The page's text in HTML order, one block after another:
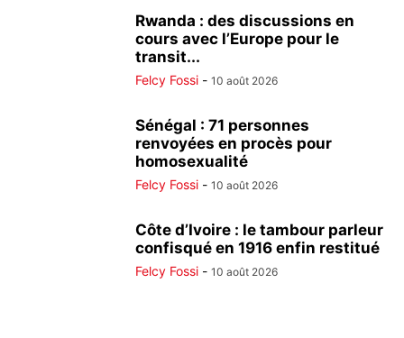
Rwanda : des discussions en
cours avec l’Europe pour le
transit...
Felcy Fossi - 10 août 2026
Sénégal : 71 personnes
renvoyées en procès pour
homosexualité
Felcy Fossi - 10 août 2026
Côte d’Ivoire : le tambour parleur
confisqué en 1916 enfin restitué
Felcy Fossi - 10 août 2026